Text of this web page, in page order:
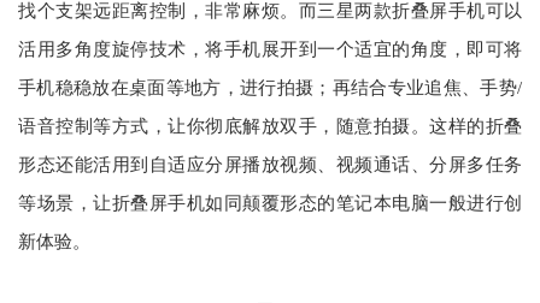
找个支架远距离控制，非常麻烦。而三星两款折叠屏手机可以
活用多角度旋停技术，将手机展开到一个适宜的角度，即可将
手机稳稳放在桌面等地方，进行拍摄；再结合专业追焦、手势/
语音控制等方式，让你彻底解放双手，随意拍摄。这样的折叠
形态还能活用到自适应分屏播放视频、视频通话、分屏多任务
等场景，让折叠屏手机如同颠覆形态的笔记本电脑一般进行创
新体验。